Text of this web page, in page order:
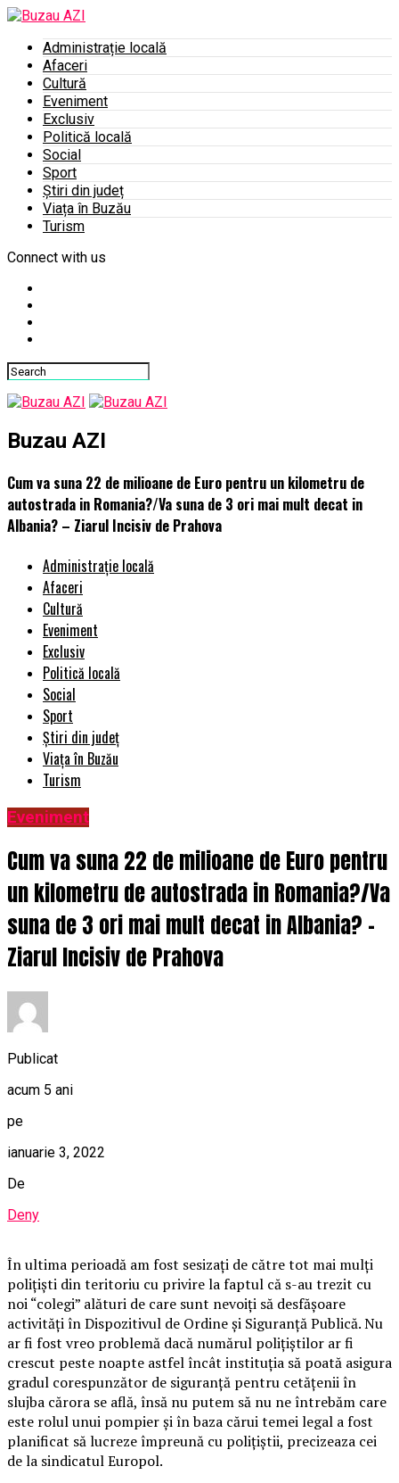
Administrație locală
Afaceri
Cultură
Eveniment
Exclusiv
Politică locală
Social
Sport
Știri din județ
Viața în Buzău
Turism
Connect with us
Buzau AZI
Cum va suna 22 de milioane de Euro pentru un kilometru de
autostrada in Romania?/Va suna de 3 ori mai mult decat in
Albania? – Ziarul Incisiv de Prahova
Administrație locală
Afaceri
Cultură
Eveniment
Exclusiv
Politică locală
Social
Sport
Știri din județ
Viața în Buzău
Turism
Eveniment
Cum va suna 22 de milioane de Euro pentru
un kilometru de autostrada in Romania?/Va
suna de 3 ori mai mult decat in Albania? –
Ziarul Incisiv de Prahova
Publicat
acum 5 ani
pe
ianuarie 3, 2022
De
Deny
În ultima perioadă am fost sesizați de către tot mai mulți
polițiști din teritoriu cu privire la faptul că s-au trezit cu
noi “colegi” alături de care sunt nevoiți să desfășoare
activități în Dispozitivul de Ordine și Siguranță Publică. Nu
ar fi fost vreo problemă dacă numărul polițiștilor ar fi
crescut peste noapte astfel încât instituția să poată asigura
gradul corespunzător de siguranță pentru cetățenii în
slujba cărora se află, însă nu putem să nu ne întrebăm care
este rolul unui pompier și în baza cărui temei legal a fost
planificat să lucreze împreună cu polițiștii, precizeaza cei
de la sindicatul Europol.